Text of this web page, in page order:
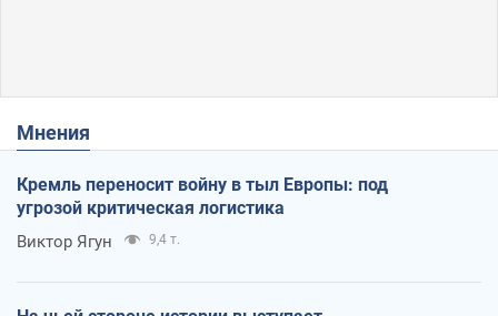
Мнения
Кремль переносит войну в тыл Европы: под
угрозой критическая логистика
Виктор Ягун 9,4 т.